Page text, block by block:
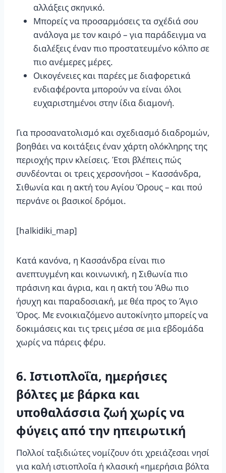
αλλάξεις σκηνικό.
Μπορείς να προσαρμόσεις τα σχέδιά σου
ανάλογα με τον καιρό – για παράδειγμα να
διαλέξεις έναν πιο προστατευμένο κόλπο σε
πιο ανέμερες μέρες.
Οικογένειες και παρέες με διαφορετικά
ενδιαφέροντα μπορούν να είναι όλοι
ευχαριστημένοι στην ίδια διαμονή.
Για προσανατολισμό και σχεδιασμό διαδρομών,
βοηθάει να κοιτάξεις έναν χάρτη ολόκληρης της
περιοχής πριν κλείσεις. Έτσι βλέπεις πώς
συνδέονται οι τρεις χερσονήσοι – Κασσάνδρα,
Σιθωνία και η ακτή του Αγίου Όρους – και πού
περνάνε οι βασικοί δρόμοι.
[halkidiki_map]
Κατά κανόνα, η Κασσάνδρα είναι πιο
ανεπτυγμένη και κοινωνική, η Σιθωνία πιο
πράσινη και άγρια, και η ακτή του Άθω πιο
ήσυχη και παραδοσιακή, με θέα προς το Άγιο
Όρος. Με ενοικιαζόμενο αυτοκίνητο μπορείς να
δοκιμάσεις και τις τρεις μέσα σε μια εβδομάδα
χωρίς να πάρεις φέρυ.
6. Ιστιοπλοΐα, ημερήσιες
βόλτες με βάρκα και
υποθαλάσσια ζωή χωρίς να
φύγεις από την ηπειρωτική
Πολλοί ταξιδιώτες νομίζουν ότι χρειάζεσαι νησί
για καλή ιστιοπλοΐα ή κλασική «ημερήσια βόλτα